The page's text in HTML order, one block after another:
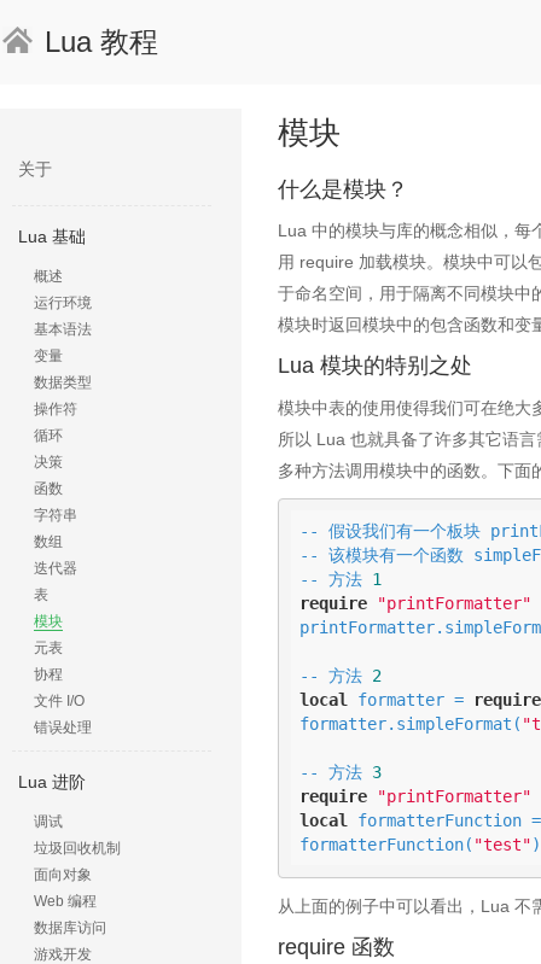
Lua 教程
关于
Lua 基础
概述
运行环境
基本语法
变量
数据类型
操作符
循环
决策
函数
字符串
数组
迭代器
表
模块
元表
协程
文件 I/O
错误处理
Lua 进阶
调试
垃圾回收机制
面向对象
Web 编程
数据库访问
游戏开发
模块
什么是模块？
Lua 中的模块与库的概念相似，每
用 require 加载模块。模块中可以
于命名空间，用于隔离不同模块中
模块时返回模块中的包含函数和变
Lua 模块的特别之处
模块中表的使用使得我们可在绝大
所以 Lua 也就具备了许多其它语
多种方法调用模块中的函数。下面
-- 假设我们有一个板块
-- 该模块有一个函数
-- 方法 1
require
"printFormatter"
-- 方法 2
local formatter =
require
formatter.simpleFormat(
-- 方法 3
require
"printFormatter"
local formatterFunction
formatterFunction( "test")
从上面的例子中可以看出，Lua
require 函数